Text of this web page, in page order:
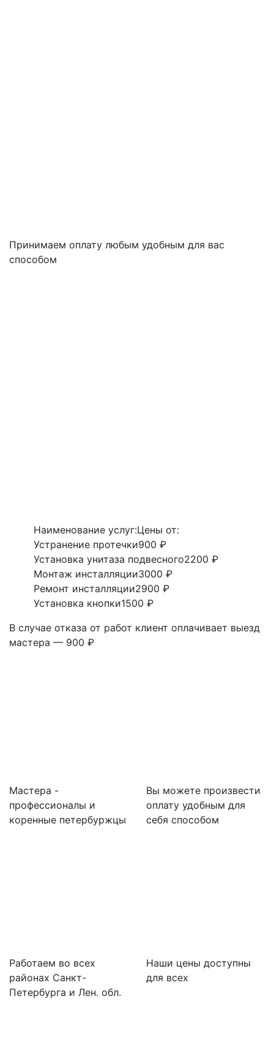
Принимаем оплату любым удобным для вас
способом
Наименование услуг:Цены от:
Устранение протечки900 ₽
Установка унитаза подвесного2200 ₽
Монтаж инсталляции3000 ₽
Ремонт инсталляции2900 ₽
Установка кнопки1500 ₽
В случае отказа от работ клиент оплачивает выезд
мастера — 900 ₽
Мастера -
профессионалы и
коренные петербуржцы
Вы можете произвести
оплату удобным для
себя способом
Работаем во всех
районах Санкт-
Петербурга и Лен. обл.
Наши цены доступны
для всех